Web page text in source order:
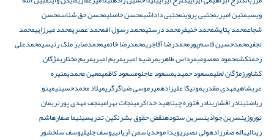
ویسیمتین امیریمجتبی پروینمجتبی داداشیمحسن حاصلیمحسن حق شناسمحسن
شجاعمحمد پتایشمحمد خنیفرمحمد درستیمحمد رسول افمحمد عصریمحمد میرزاییمحمد
نجفیمحمدحسین قاسم‌پورمحمدرضا آقاجریمحمدرضا خاتمیمحمدصابر ملک رئیسیمحمدعلی
زحمتکشمحمود معصومیمرداس طاهریمرضیه امیریمریم امیریمریم مختاریمژگان
کشاورزمژگان لعلیمسعود حمیدیمسعود عاجلومسعود کاظمیمعین محمدیمنیره
عربشاهیمهدی مقدریمونیکا علیزادهمیرموسی ضیاگرگریمیلاد محمدحسینیمینو
ریاضتینادر افشارینادر فتوره چیناهید خداکرمینجات بهرامینجف مهدی پورنریمان
نوروزینسرین جوادینسرین ستودهنقض حقوق بشرنگین تدریسینیما صفارهاشم
زینالیهاله صفرزادهولی نصیریویدا موحدیاسمن آریانییوسف جلیلیوسف سلحشور